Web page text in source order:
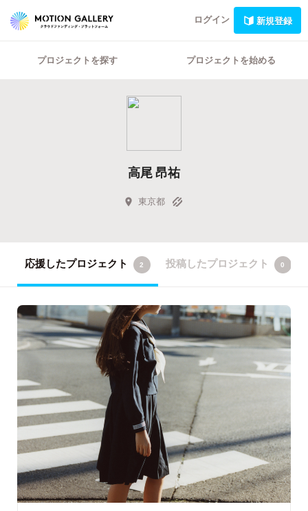
ログイン 新規登録
プロジェクトを探す プロジェクトを始める
高尾 昂祐
東京都
応援したプロジェクト 2 投稿したプロジェクト 0